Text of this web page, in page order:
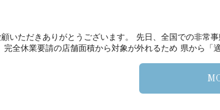
いただきありがとうございます。 先日、全国での非常
完全休業要請の店舗面積から対象が外れるため 県から